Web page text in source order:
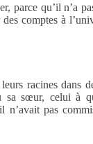
parce qu’il n’a
comptes à
racines dans
sœur, celui à
pas